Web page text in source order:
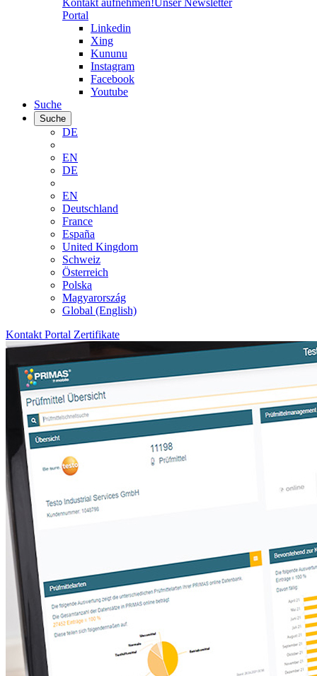
Kontakt aufnehmen!Unser Newsletter
Portal
Linkedin
Xing
Kununu
Instagram
Facebook
Youtube
Suche
Suche
DE
EN
DE
EN
Deutschland
France
España
United Kingdom
Schweiz
Österreich
Polska
Magyarország
Global (English)
Kontakt Portal Zertifikate